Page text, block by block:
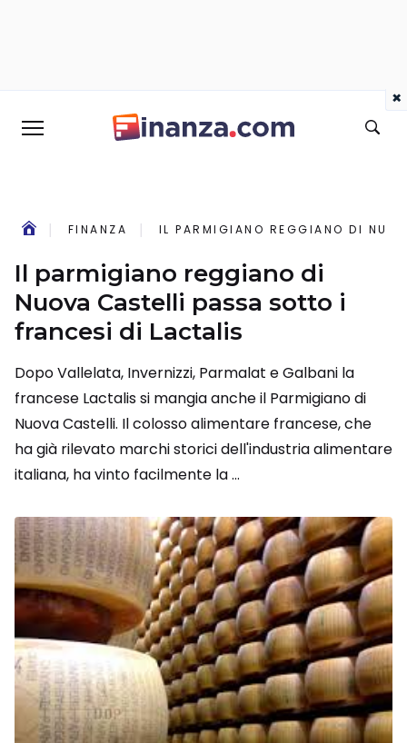
FINANZA IL PARMIGIANO REGGIANO DI
Il parmigiano reggiano di
Nuova Castelli passa sotto i
francesi di Lactalis
Dopo Vallelata, Invernizzi, Parmalat e Galbani la
francese Lactalis si mangia anche il Parmigiano di
Nuova Castelli. Il colosso alimentare francese, che
ha già rilevato marchi storici dell'industria alimentare
italiana, ha vinto facilmente la ...
×